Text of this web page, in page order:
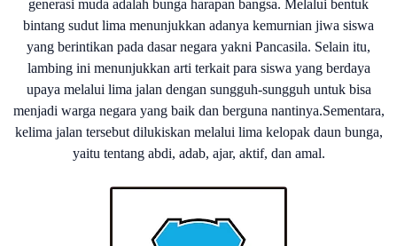
generasi muda adalah bunga harapan bangsa. Melalui bentuk
bintang sudut lima menunjukkan adanya kemurnian jiwa siswa
yang berintikan pada dasar negara yakni Pancasila. Selain itu,
lambing ini menunjukkan arti terkait para siswa yang berdaya
upaya melalui lima jalan dengan sungguh-sungguh untuk bisa
menjadi warga negara yang baik dan berguna nantinya.Sementara,
kelima jalan tersebut dilukiskan melalui lima kelopak daun bunga,
yaitu tentang abdi, adab, ajar, aktif, dan amal.